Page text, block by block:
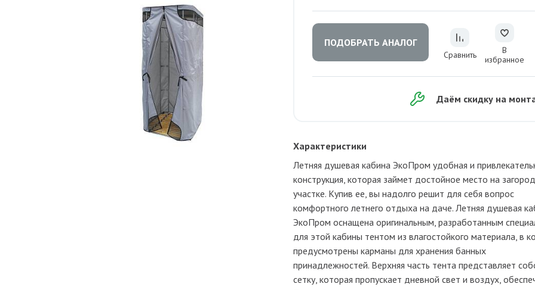
ПОДОБРАТЬ АНАЛОГ
Сравнить
В
избранное
Даём скидку на
Характеристики
Летняя душевая кабина ЭкоПром удобная и
конструкция, которая займет достойное место на
участке. Купив ее, вы надолго решит для себя вопрос
комфортного летнего отдыха на даче. Летняя душевая
ЭкоПром оснащена оригинальным, разработанным
для этой кабины тентом из влагостойкого материала, в
предусмотрены карманы для хранения банных
принадлежностей. Верхняя часть тента представляет
сетку, которая пропускает дневной свет и воздух,